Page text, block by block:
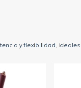
y flexibilidad,